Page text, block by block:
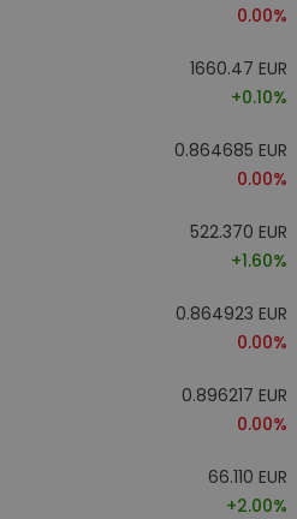
0.00%
1660.47 EUR
+0.10%
0.864685 EUR
0.00%
522.370 EUR
+1.60%
0.864923 EUR
0.00%
0.896217 EUR
0.00%
66.110 EUR
+2.00%